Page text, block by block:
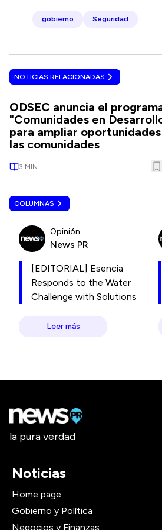
gobierno Seguridad
NOTICIAS RELACIONADAS
ODSEC anuncia el
"Comunidades en
para ampliar
las comunidades
3 MIN
COLUMNAS
Opinión
News PR
[EDITORIAL] Esencia
Responds to the Water
Challenge with Solutions
Leer más
la pura verdad
Noticias
Home page
Gobierno y Política
Negocios y Finanzas